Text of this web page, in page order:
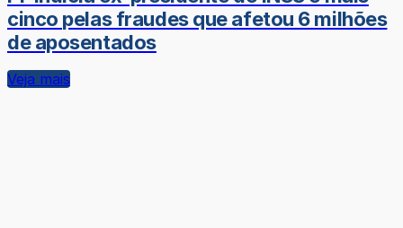
cinco pelas fraudes que afetou 6 milhões
de aposentados
Veja mais